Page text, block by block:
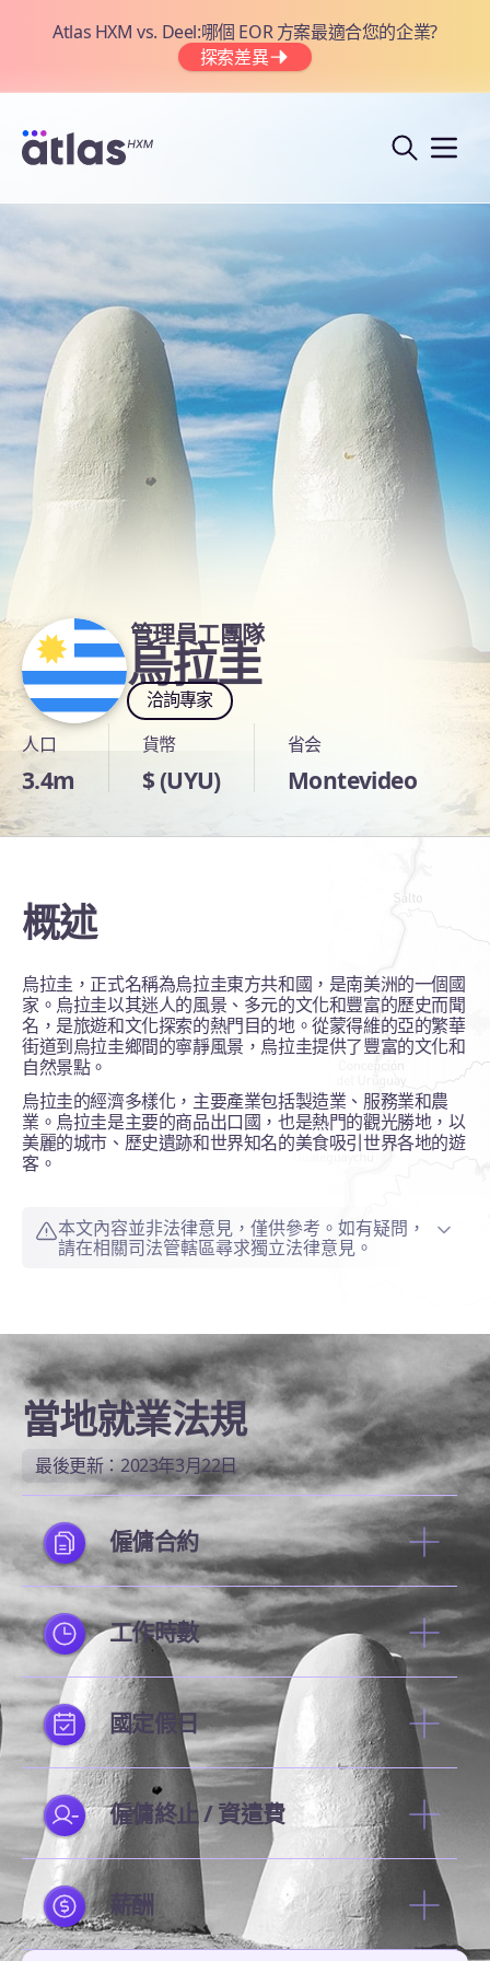
Atlas HXM vs. Deel:哪個 EOR 方案最適合您的企業?
探索差異
管理員工團隊
烏拉圭
洽詢專家
人口
3.4m
貨幣
$ (UYU)
省会
Montevideo
概述
烏拉圭，正式名稱為烏拉圭東方共和國，是南美洲的一個國
家。烏拉圭以其迷人的風景、多元的文化和豐富的歷史而聞
名，是旅遊和文化探索的熱門目的地。從蒙得維的亞的繁華
街道到烏拉圭鄉間的寧靜風景，烏拉圭提供了豐富的文化和
自然景點。
烏拉圭的經濟多樣化，主要產業包括製造業、服務業和農
業。烏拉圭是主要的商品出口國，也是熱門的觀光勝地，以
美麗的城市、歷史遺跡和世界知名的美食吸引世界各地的遊
客。
本文內容並非法律意見，僅供參考。如有疑問，
請在相關司法管轄區尋求獨立法律意見。
當地就業法規
最後更新：2023年3月22日
僱傭合約
工作時數
國定假日
僱傭終止 / 資遣費
薪酬